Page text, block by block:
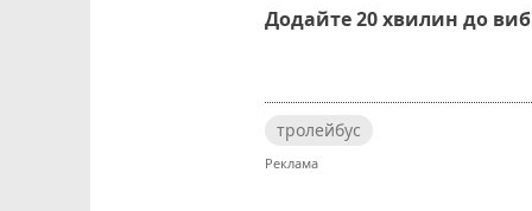
Додайте 20 хвилин до
тролейбус